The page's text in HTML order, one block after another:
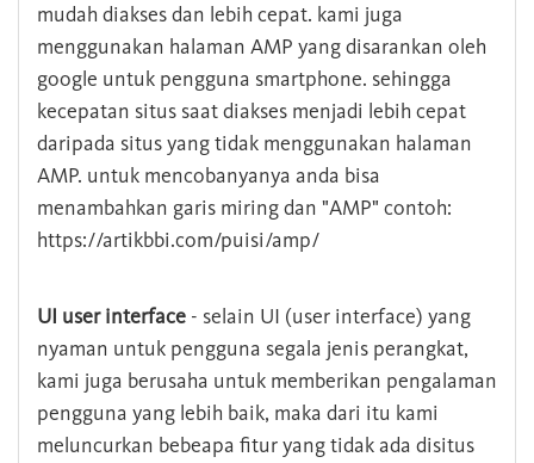
mudah diakses dan lebih cepat. kami juga
menggunakan halaman AMP yang disarankan oleh
google untuk pengguna smartphone. sehingga
kecepatan situs saat diakses menjadi lebih cepat
daripada situs yang tidak menggunakan halaman
AMP. untuk mencobanyanya anda bisa
menambahkan garis miring dan "AMP" contoh:
https://artikbbi.com/puisi/amp/
UI user interface - selain UI (user interface) yang
nyaman untuk pengguna segala jenis perangkat,
kami juga berusaha untuk memberikan pengalaman
pengguna yang lebih baik, maka dari itu kami
meluncurkan bebeapa fitur yang tidak ada disitus